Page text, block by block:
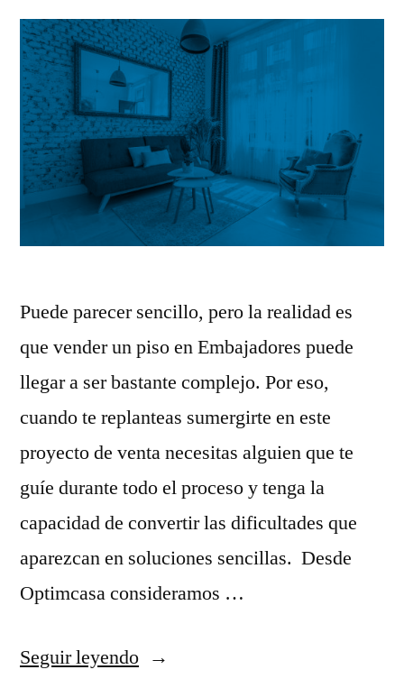
Puede parecer sencillo, pero la realidad es
que vender un piso en Embajadores puede
llegar a ser bastante complejo. Por eso,
cuando te replanteas sumergirte en este
proyecto de venta necesitas alguien que te
guíe durante todo el proceso y tenga la
capacidad de convertir las dificultades que
aparezcan en soluciones sencillas. Desde
Optimcasa consideramos …
Seguir leyendo